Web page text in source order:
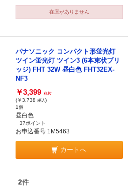
在庫がありません
パナソニック コンパクト形蛍光灯
ツイン蛍光灯 ツイン3 (6本束状ブリ
ッジ) FHT 32W 昼白色 FHT32EX-
NF3
￥3,399 税抜
(￥3,738 税込)
1個
昼白色
37ポイント
お申込番号 1M5463
カートへ
2件